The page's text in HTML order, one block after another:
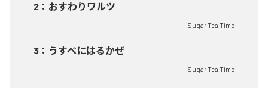
2 ： おすわりワルツ
Sugar Tea Time
3 ： うすべにはるかぜ
Sugar Tea Time